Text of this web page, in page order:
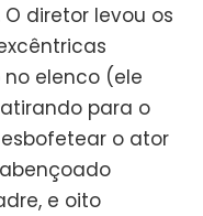
diretor levou os
elenco (ele
para o
o ator
e oito